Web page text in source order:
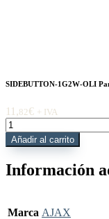
SIDEBUTTON-1G2W-OLI
11,82€ + IVA
SIDEBUTTON-
1G2W-
OLI
táctil
luz
Añadir al carrito
Información
Marca AJAX